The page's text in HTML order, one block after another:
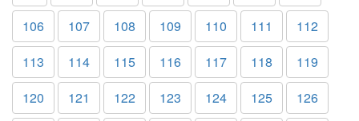
106
107 108 109 110 111
112
113
114 115 116 117 118
119
120
121 122 123 124 125
126